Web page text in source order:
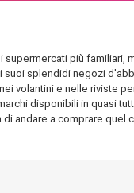
più familiari,
splendidi negozi
volantini e nelle riviste
disponibili in quasi
andare a comprare quel